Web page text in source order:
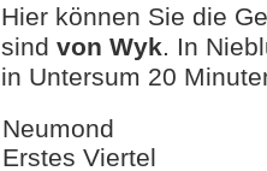
Hier können Sie die
sind von Wyk. In
in Untersum 20
Neumond
Erstes Viertel